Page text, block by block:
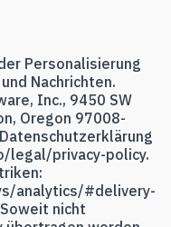
Personalisierung
Nachrichten.
Inc., 9450 SW
Oregon 97008-
legal/privacy-policy.
analytics/#delivery-
nicht